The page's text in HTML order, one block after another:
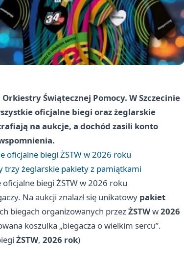
Świątecznej Pomocy. W Szczecinie
oficjalne biegi oraz żeglarskie
na aukcje, a dochód zasili konto
oficjalne biegi ŻSTW w 2026 roku
trzy żeglarskie pakiety z pamiątkami
biegi ŻSTW w 2026 roku
Na aukcji znalazł się unikatowy pakiet
biegach organizowanych przezŻSTWw2026
koszulka „biegacza o wielkim sercu”.
ŻSTW, 2026 rok)